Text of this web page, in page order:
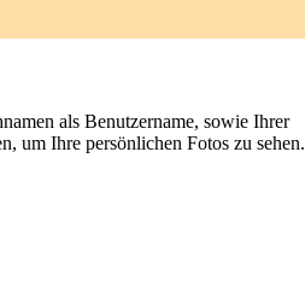
als Benutzername, sowie Ihrer
um Ihre persönlichen Fotos zu sehen.